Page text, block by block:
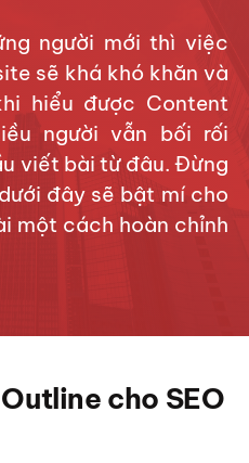
người mới thì việc
sẽ khá khó khăn và
hiểu được Content
người vẫn bối rối
viết bài từ đâu. Đừng
đây sẽ bật mí cho
một cách hoàn chỉnh
cho SEO